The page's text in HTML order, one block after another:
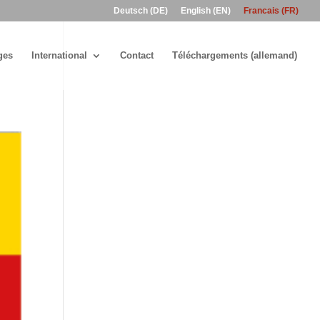
Deutsch (DE) English (EN) Francais (FR)
International Contact Téléchargements (allemand)